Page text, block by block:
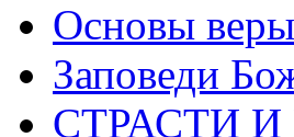
Основы веры
Заповеди
СТРАСТИ